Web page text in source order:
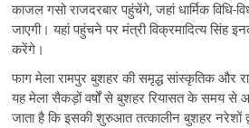
काजल गसो राजदरबार पहुंचेंगे, जहां धार्मिक
जाएगी। यहां पहुंचने पर मंत्री विक्रमादित्य सिंह
करेंगे।
फाग मेला रामपुर बुशहर की समृद्ध सांस्कृतिक और
यह मेला सैकड़ों वर्षों से बुशहर रियासत के समय से
जाता है कि इसकी शुरुआत तत्कालीन बुशहर नरेशों